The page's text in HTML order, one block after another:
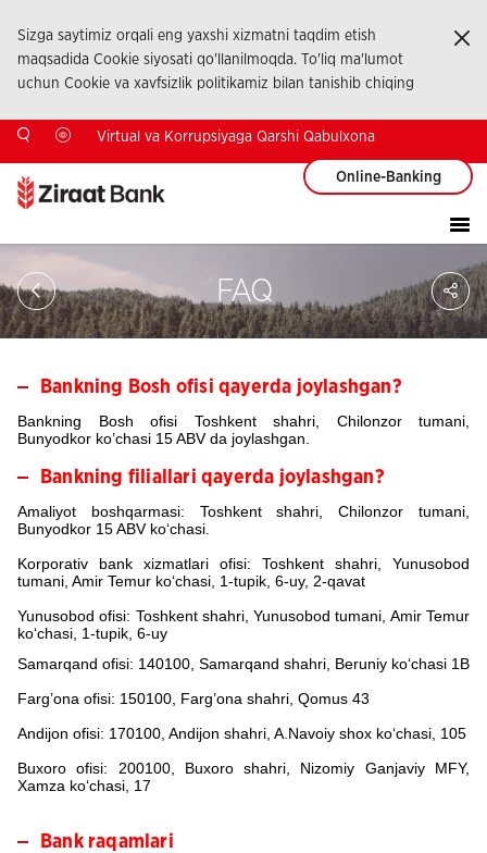
Sizga saytimiz orqali eng yaxshi xizmatni taqdim etish
maqsadida Cookie siyosati qo'llanilmoqda. To'liq ma'lumot
uchun Cookie va xavfsizlik politikamiz bilan tanishib chiqing
Virtual va Korrupsiyaga Qarshi Qabulxona
Online-Banking
FAQ
Bankning Bosh ofisi qayerda joylashgan?
Bankning Bosh ofisi Toshkent shahri, Chilonzor tumani,
Bunyodkor ko’chasi 15 ABV da joylashgan.
Bankning filiallari qayerda joylashgan?
Amaliyot boshqarmasi:
Toshkent shahri, Chilonzor tumani,
Bunyodkor 15 ABV ko‘chasi.
Korporativ bank xizmatlari ofisi: Toshkent shahri, Yunusobod
tumani, Amir Temur ko‘chasi, 1-tupik, 6-uy, 2-qavat
Yunusobod ofisi: Toshkent shahri, Yunusobod tumani, Amir Temur
ko‘chasi, 1-tupik, 6-uy
Samarqand ofisi: 140100, Samarqand shahri, Beruniy ko‘chasi 1B
Farg’ona ofisi: 150100, Farg’ona shahri, Qomus 43
Andijon ofisi: 170100, Andijon shahri, A.Navoiy shox ko‘chasi, 105
Buxoro ofisi: 200100, Buxoro shahri, Nizomiy Ganjaviy MFY,
Xamza ko‘chasi, 17
Bank raqamlari